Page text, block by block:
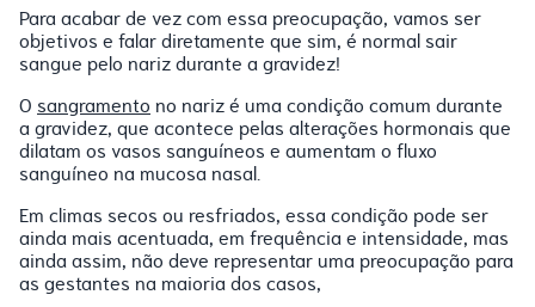
Para acabar de vez com essa preocupação, vamos ser
objetivos e falar diretamente que sim, é normal sair
sangue pelo nariz durante a gravidez!
Osangramentono nariz é uma condição comum durante
a gravidez, que acontece pelas alterações hormonais que
dilatam os vasos sanguíneos e aumentam o fluxo
sanguíneo na mucosa nasal.
Em climas secos ou resfriados, essa condição pode ser
ainda mais acentuada, em frequência e intensidade, mas
ainda assim, não deve representar uma preocupação para
as gestantes na maioria dos casos,